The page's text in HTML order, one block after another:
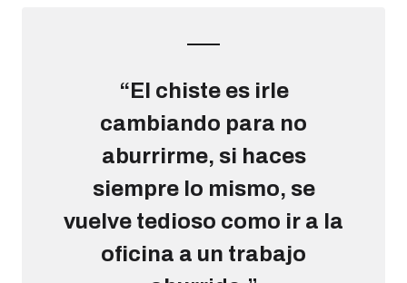
“El chiste es irle
cambiando para no
aburrirme, si haces
siempre lo mismo, se
vuelve tedioso como ir a la
oficina a un trabajo